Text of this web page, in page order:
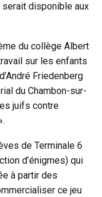
serait disponible aux
du collège Albert
sur les enfants
Friedenberg
du Chambon-sur-
juifs contre
de Terminale 6
d’énigmes) qui
à partir des
ce jeu